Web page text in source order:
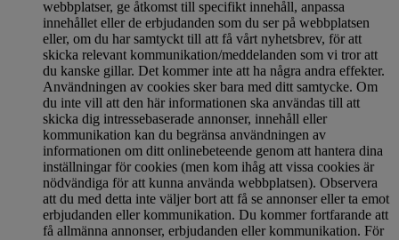
webbplatser, ge åtkomst till specifikt innehåll, anpassa
innehållet eller de erbjudanden som du ser på webbplatsen
eller, om du har samtyckt till att få vårt nyhetsbrev, för att
skicka relevant kommunikation/meddelanden som vi tror att
du kanske gillar. Det kommer inte att ha några andra effekter.
Användningen av cookies sker bara med ditt samtycke. Om
du inte vill att den här informationen ska användas till att
skicka dig intressebaserade annonser, innehåll eller
kommunikation kan du begränsa användningen av
informationen om ditt onlinebeteende genom att hantera dina
inställningar för cookies (men kom ihåg att vissa cookies är
nödvändiga för att kunna använda webbplatsen). Observera
att du med detta inte väljer bort att få se annonser eller ta emot
erbjudanden eller kommunikation. Du kommer fortfarande att
få allmänna annonser, erbjudanden eller kommunikation. För